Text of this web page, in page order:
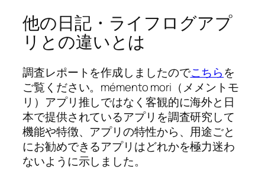
他の日記・ライフログアプ
リとの違いとは
調査レポートを作成しましたのでこちらを
ご覧ください。mémento mori（メメントモ
リ）アプリ推しではなく客観的に海外と日
本で提供されているアプリを調査研究して
機能や特徴、アプリの特性から、用途ごと
にお勧めできるアプリはどれかを極力迷わ
ないように示しました。